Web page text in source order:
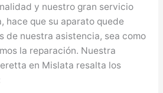
y nuestro gran servicio
hace que su aparato quede
de nuestra asistencia, sea como
la reparación. Nuestra
en Mislata resalta los